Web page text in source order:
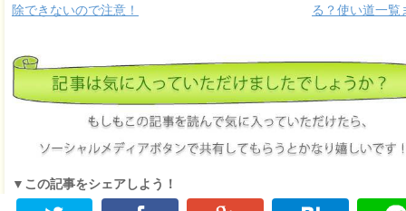
除できないので注意！
る？使い道一覧
▼この記事をシェアしよう！